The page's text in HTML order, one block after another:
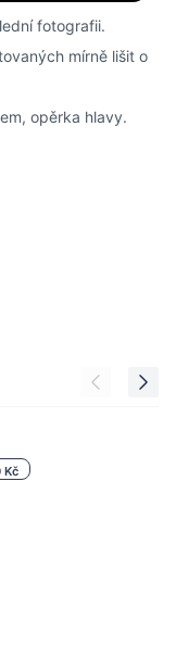
fotografii.
mírně lišit o
opěrka hlavy.
Kč